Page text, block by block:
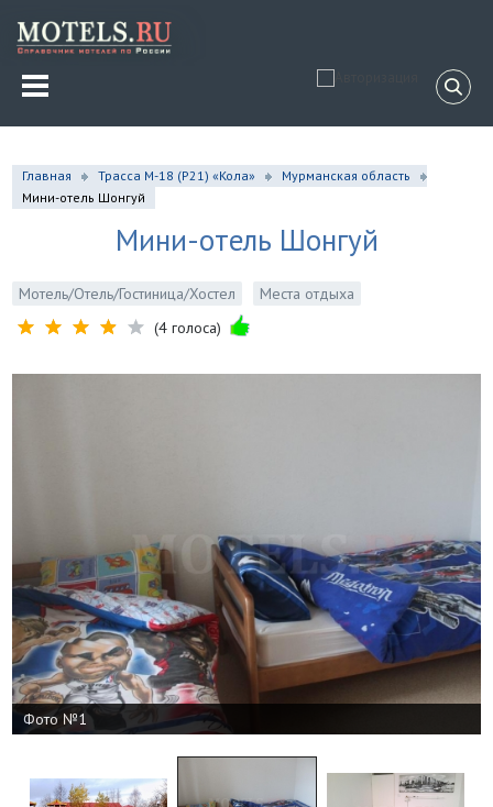
Главная Трасса М-18 (P21) «Кола»
Мурманская область
Мини-отель Шонгуй
Мини-отель Шонгуй
Мотель/Отель/Гостиница/Хостел
Места отдыха
(4 голоса)
Фото №1